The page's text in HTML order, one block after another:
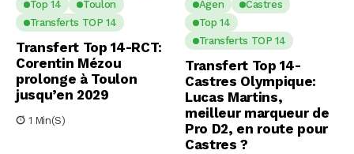
Top 14
Toulon
Transferts TOP 14
Transfert Top 14-RCT:
Corentin Mézou
prolonge à Toulon
jusqu’en 2029
1 Min(s)
Agen
Castres
Top 14
Transferts TOP 14
Transfert Top 14-
Castres Olympique:
Lucas Martins,
meilleur marqueur de
Pro D2, en route pour
Castres ?